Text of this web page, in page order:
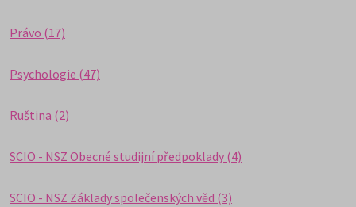
Právo (17)
Psychologie (47)
Ruština (2)
SCIO - NSZ Obecné studijní předpoklady (4)
SCIO - NSZ Základy společenských věd (3)